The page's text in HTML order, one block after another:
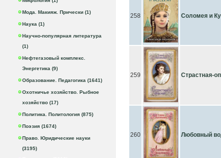
Мода. Макияж. Прически (1)
Наука (1)
Научно-популярная литература
(1)
Нефтегазовый комплекс.
Энергетика (9)
Образование. Педагогика (1641)
Охотничье хозяйство. Рыбное
хозяйство (17)
Политика. Политология (875)
Поэзия (1674)
Право. Юридические науки
(3195)
258 Соломея и
259 Страстная-
260 Любовный